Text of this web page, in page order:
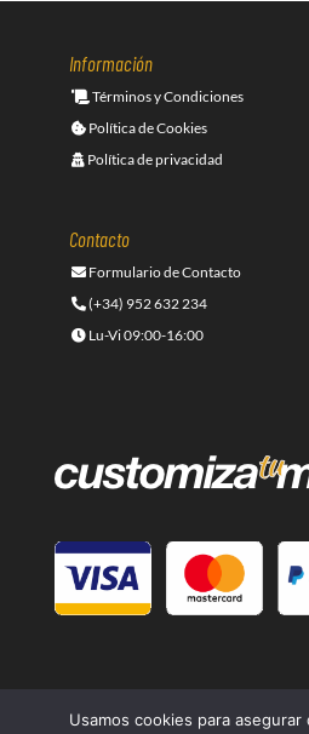
Información
Términos y Condiciones
Política de Cookies
Política de privacidad
Contacto
Formulario de Contacto
(+34) 952 632 234
Lu-Vi 09:00-16:00
Usamos cookies para